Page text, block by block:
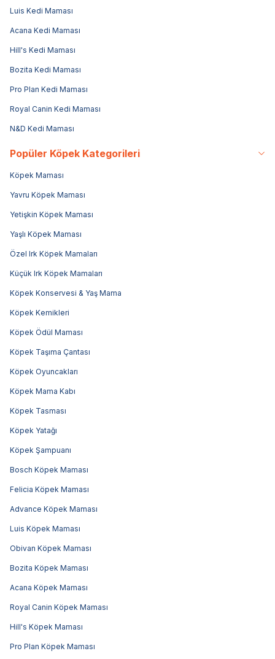
Luis Kedi Maması
Acana Kedi Maması
Hill's Kedi Maması
Bozita Kedi Maması
Pro Plan Kedi Maması
Royal Canin Kedi Maması
N&D Kedi Maması
Popüler Köpek Kategorileri
Köpek Maması
Yavru Köpek Maması
Yetişkin Köpek Maması
Yaşlı Köpek Maması
Özel Irk Köpek Mamaları
Küçük Irk Köpek Mamaları
Köpek Konservesi & Yaş Mama
Köpek Kemikleri
Köpek Ödül Maması
Köpek Taşıma Çantası
Köpek Oyuncakları
Köpek Mama Kabı
Köpek Tasması
Köpek Yatağı
Köpek Şampuanı
Bosch Köpek Maması
Felicia Köpek Maması
Advance Köpek Maması
Luis Köpek Maması
Obivan Köpek Maması
Bozita Köpek Maması
Acana Köpek Maması
Royal Canin Köpek Maması
Hill's Köpek Maması
Pro Plan Köpek Maması